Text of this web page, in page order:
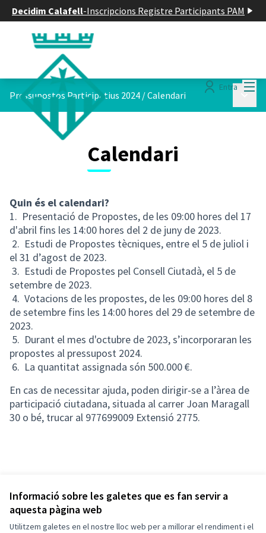
Informació sobre les galetes que es fan servir a
aquesta pàgina web
Utilitzem galetes en el nostre lloc web per a millorar el rendiment i el
Decidim Calafell-Inscripcions Registre Participants PAM
Entra
Pressupostos Participatius 2024 /Calendari
Calendari
Quin és el calendari?
1. Presentació de Propostes, de les 09:00 hores del 17
d'abril fins les 14:00 hores del 2 de juny de 2023.
2. Estudi de Propostes tècniques, entre el 5 de juliol i
el 31 d’agost de 2023.
3. Estudi de Propostes pel Consell Ciutadà, el 5 de
setembre de 2023.
4. Votacions de les propostes, de les 09:00 hores del 8
de setembre fins les 14:00 hores del 29 de setembre de
2023.
5. Durant el mes d'octubre de 2023, s’incorporaran les
propostes al pressupost 2024.
6. La quantitat assignada són 500.000 €.
En cas de necessitar ajuda, poden dirigir-se a l’àrea de
participació ciutadana, situada al carrer Joan Maragall
30 o bé, trucar al 977699009 Extensió 2775.
Termes i condicions d'ús